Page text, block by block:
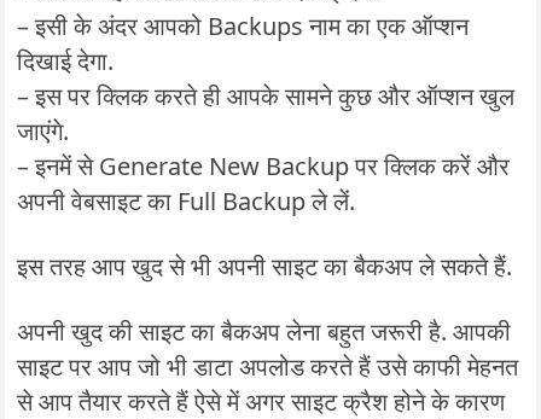
– इसी के अंदर आपको Backups नाम का एक ऑप्शन
दिखाई देगा.
– इस पर क्लिक करते ही आपके सामने कुछ और ऑप्शन खुल
जाएंगे.
– इनमें से Generate New Backup पर क्लिक करें और
अपनी वेबसाइट का Full Backup ले लें.
इस तरह आप खुद से भी अपनी साइट का बैकअप ले सकते हैं.
अपनी खुद की साइट का बैकअप लेना बहुत जरूरी है. आपकी
साइट पर आप जो भी डाटा अपलोड करते हैं उसे काफी मेहनत
से आप तैयार करते हैं ऐसे में अगर साइट क्रैश होने के कारण